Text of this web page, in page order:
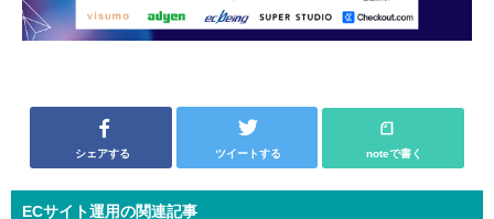
シェアする ツイートする noteで書く
ECサイト運用の関連記事